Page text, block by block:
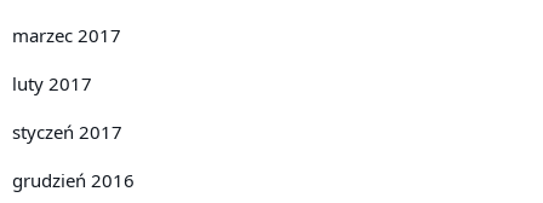
marzec 2017
luty 2017
styczeń 2017
grudzień 2016